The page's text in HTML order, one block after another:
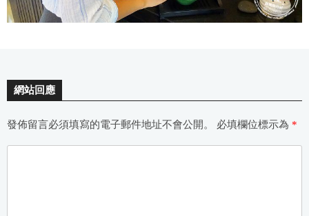
網站回應
發佈留言必須填寫的電子郵件地址不會公開。 必填欄位標示為 *